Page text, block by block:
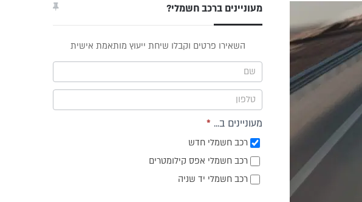
מעוניינים ברכב חשמלי?
השאירו פרטים וקבלו שיחת ייעוץ מותאמת אישית
מעוניינים ב... *
רכב חשמלי חדש
רכב חשמלי אפס קילומטרים
רכב חשמלי יד שניה